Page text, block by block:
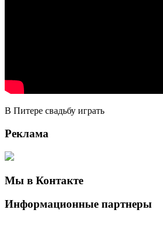
В Питере свадьбу играть
Реклама
Мы в Контакте
Информационные партнеры